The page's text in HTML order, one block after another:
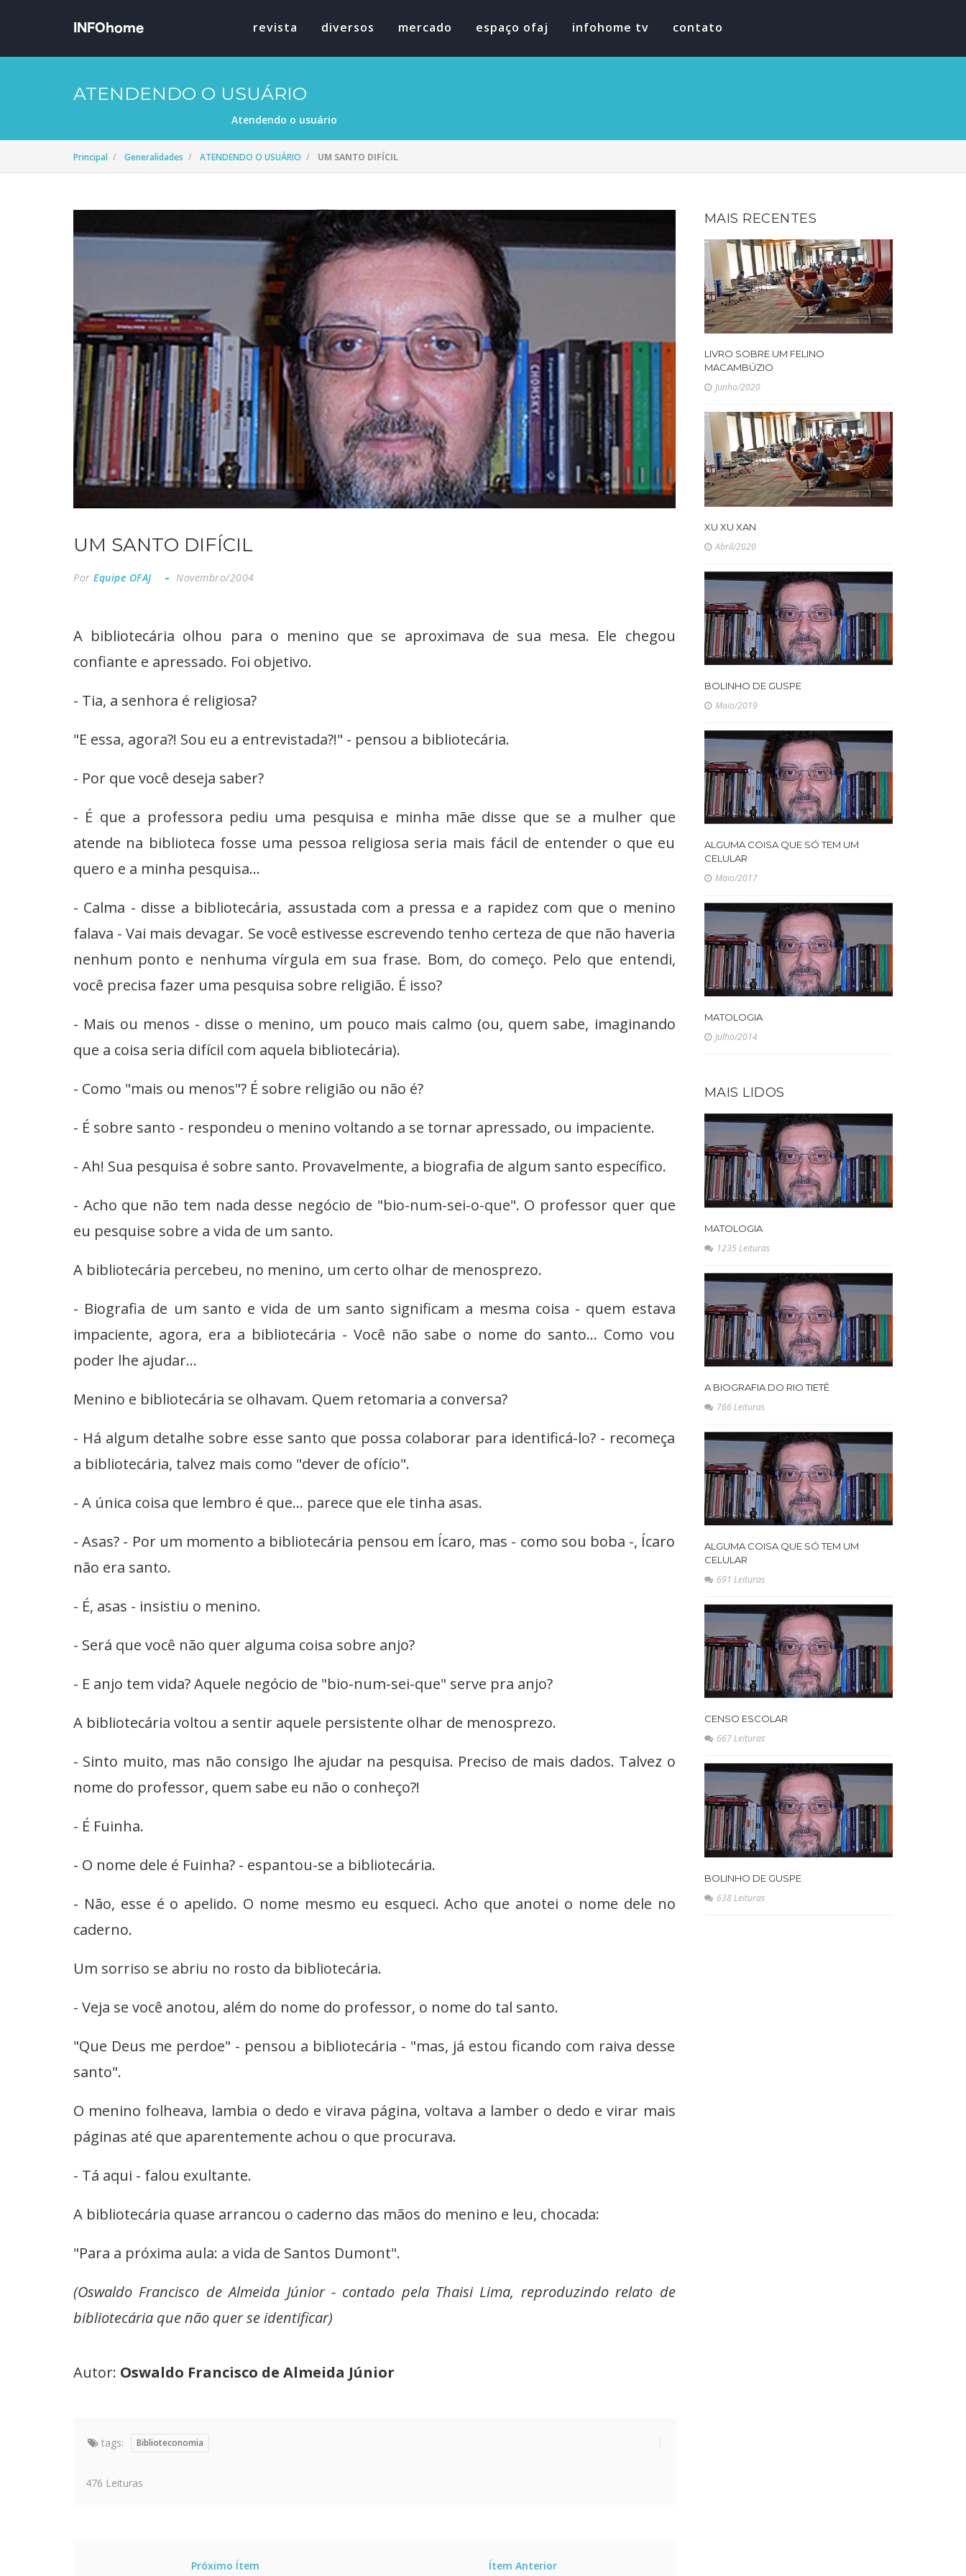
revista diversos mercado espaço ofaj infohome tv contato
ATENDENDO O USUÁRIO
Atendendo o usuário
Principal Generalidades ATENDENDO O USUÁRIO UM SANTO DIFÍCIL
UM SANTO DIFÍCIL
Por Equipe OFAJ Novembro/2004
A bibliotecária olhou para o menino que se aproximava de sua mesa. Ele chegou
confiante e apressado. Foi objetivo.
- Tia, a senhora é religiosa?
"E essa, agora?! Sou eu a entrevistada?!" - pensou a bibliotecária.
- Por que você deseja saber?
- É que a professora pediu uma pesquisa e minha mãe disse que se a mulher que
atende na biblioteca fosse uma pessoa religiosa seria mais fácil de entender o que eu
quero e a minha pesquisa...
- Calma - disse a bibliotecária, assustada com a pressa e a rapidez com que o menino
falava - Vai mais devagar. Se você estivesse escrevendo tenho certeza de que não haveria
nenhum ponto e nenhuma vírgula em sua frase. Bom, do começo. Pelo que entendi,
você precisa fazer uma pesquisa sobre religião. É isso?
- Mais ou menos - disse o menino, um pouco mais calmo (ou, quem sabe, imaginando
que a coisa seria difícil com aquela bibliotecária).
- Como "mais ou menos"? É sobre religião ou não é?
- É sobre santo - respondeu o menino voltando a se tornar apressado, ou impaciente.
- Ah! Sua pesquisa é sobre santo. Provavelmente, a biografia de algum santo específico.
- Acho que não tem nada desse negócio de "bio-num-sei-o-que". O professor quer que
eu pesquise sobre a vida de um santo.
A bibliotecária percebeu, no menino, um certo olhar de menosprezo.
- Biografia de um santo e vida de um santo significam a mesma coisa - quem estava
impaciente, agora, era a bibliotecária - Você não sabe o nome do santo... Como vou
poder lhe ajudar...
Menino e bibliotecária se olhavam. Quem retomaria a conversa?
- Há algum detalhe sobre esse santo que possa colaborar para identificá-lo? - recomeça
a bibliotecária, talvez mais como "dever de ofício".
- A única coisa que lembro é que... parece que ele tinha asas.
- Asas? - Por um momento a bibliotecária pensou em Ícaro, mas - como sou boba -, Ícaro
não era santo.
- É, asas - insistiu o menino.
- Será que você não quer alguma coisa sobre anjo?
- E anjo tem vida? Aquele negócio de "bio-num-sei-que" serve pra anjo?
A bibliotecária voltou a sentir aquele persistente olhar de menosprezo.
- Sinto muito, mas não consigo lhe ajudar na pesquisa. Preciso de mais dados. Talvez o
nome do professor, quem sabe eu não o conheço?!
- É Fuinha.
- O nome dele é Fuinha? - espantou-se a bibliotecária.
- Não, esse é o apelido. O nome mesmo eu esqueci. Acho que anotei o nome dele no
caderno.
Um sorriso se abriu no rosto da bibliotecária.
- Veja se você anotou, além do nome do professor, o nome do tal santo.
"Que Deus me perdoe" - pensou a bibliotecária - "mas, já estou ficando com raiva desse
santo".
O menino folheava, lambia o dedo e virava página, voltava a lamber o dedo e virar mais
páginas até que aparentemente achou o que procurava.
- Tá aqui - falou exultante.
A bibliotecária quase arrancou o caderno das mãos do menino e leu, chocada:
"Para a próxima aula: a vida de Santos Dumont".
(Oswaldo Francisco de Almeida Júnior - contado pela Thaisi Lima, reproduzindo relato de
bibliotecária que não quer se identificar)
Autor: Oswaldo Francisco de Almeida Júnior
tags: Biblioteconomia
476 Leituras
Próximo Ítem Ítem Anterior
MAIS RECENTES
LIVRO SOBRE UM FELINO
MACAMBÚZIO
Junho/2020
XU XU XAN
Abril/2020
BOLINHO DE GUSPE
Maio/2019
ALGUMA COISA QUE SÓ TEM UM
CELULAR
Maio/2017
MATOLOGIA
Julho/2014
MAIS LIDOS
MATOLOGIA
1235 Leituras
A BIOGRAFIA DO RIO TIETÊ
766 Leituras
ALGUMA COISA QUE SÓ TEM UM
CELULAR
691 Leituras
CENSO ESCOLAR
667 Leituras
BOLINHO DE GUSPE
638 Leituras